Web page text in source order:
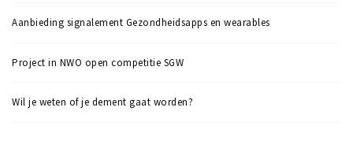
Aanbieding signalement Gezondheidsapps en wearables
Project in NWO open competitie SGW
Wil je weten of je dement gaat worden?